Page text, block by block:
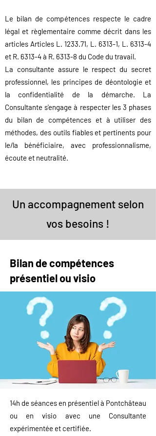
Le bilan de compétences respecte le cadre
légal et règlementaire comme décrit dans les
articles Articles L. 1233.71, L. 6313-1, L. 6313-4
et R. 6313-4 à R. 6313-8 du Code du travail.
La consultante assure le respect du secret
professionnel, les principes de déontologie et
la confidentialité de la démarche. La
Consultante s'engage à respecter les 3 phases
du bilan de compétences et à utiliser des
méthodes, des outils fiables et pertinents pour
le/la bénéficiaire, avec professionnalisme,
écoute et neutralité.
Un accompagnement selon
vos besoins !
Bilan de compétences
présentiel ou visio
14h de séances en présentiel à Pontchâteau
ou en visio avec une Consultante
expérimentée et certifiée.